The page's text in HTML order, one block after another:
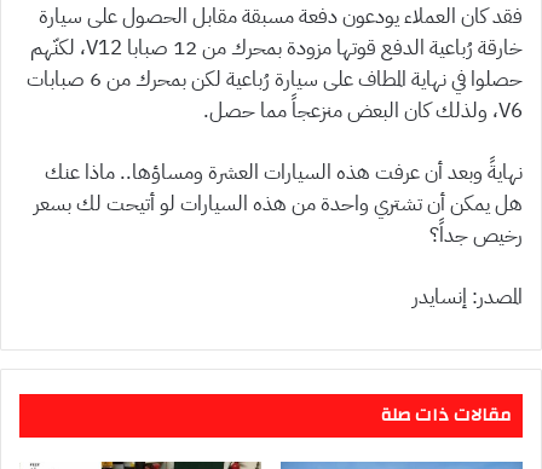
فقد كان العملاء يودعون دفعة مسبقة مقابل الحصول على سيارة
خارقة رُباعية الدفع قوتها مزودة بمحرك من 12 صبابا V12، لكنّهم
حصلوا في نهاية المطاف على سيارة رُباعية لكن بمحرك من 6 صبابات
V6، ولذلك كان البعض منزعجاً مما حصل.
نهايةً وبعد أن عرفت هذه السيارات العشرة ومساؤها.. ماذا عنك
هل يمكن أن تشتري واحدة من هذه السيارات لو أتيحت لك بسعر
رخيص جداً؟
المصدر: إنسايدر
مقالات ذات صلة